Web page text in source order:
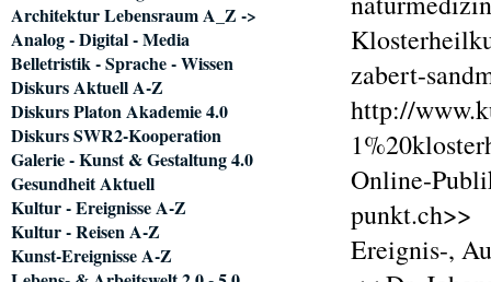
zabert-
http://
Online-
punkt.ch>>
Ereignis-,
Architektur Lebensraum A_Z ->
Analog - Digital - Media
Belletristik - Sprache - Wissen
Diskurs Aktuell A-Z
Diskurs Platon Akademie 4.0
Diskurs SWR2-Kooperation
Galerie - Kunst & Gestaltung 4.0
Gesundheit Aktuell
Kultur - Ereignisse A-Z
Kultur - Reisen A-Z
Kunst-Ereignisse A-Z